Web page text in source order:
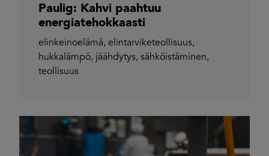
Paulig: Kahvi paahtuu
energiatehokkaasti
elinkeinoelämä, elintarviketeollisuus,
hukkalämpö, jäähdytys, sähköistäminen,
teollisuus